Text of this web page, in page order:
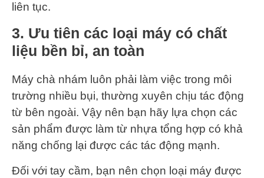
liên tục.
3. Ưu tiên các loại máy có chất
liệu bền bỉ, an toàn
Máy chà nhám luôn phải làm việc trong môi
trường nhiều bụi, thường xuyên chịu tác động
từ bên ngoài. Vậy nên bạn hãy lựa chọn các
sản phẩm được làm từ nhựa tổng hợp có khả
năng chống lại được các tác động mạnh.
Đối với tay cầm, bạn nên chọn loại máy được